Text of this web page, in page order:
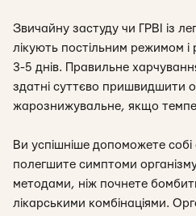
Звичайну застуду чи ГРВІ із
лікують постільним режимом
3-5 днів. Правильне
здатні суттєво пришвидшити
жарознижувальне, якщо
Ви успішніше допоможете
полегшите симптоми
методами, ніж почнете
лікарськими комбінаціями.